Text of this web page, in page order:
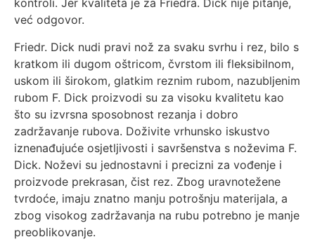
kontroli. Jer kvaliteta je za Friedra. Dick nije pitanje,
već odgovor.
Friedr. Dick nudi pravi nož za svaku svrhu i rez, bilo s
kratkom ili dugom oštricom, čvrstom ili fleksibilnom,
uskom ili širokom, glatkim reznim rubom, nazubljenim
rubom F. Dick proizvodi su za visoku kvalitetu kao
što su izvrsna sposobnost rezanja i dobro
zadržavanje rubova. Doživite vrhunsko iskustvo
iznenađujuće osjetljivosti i savršenstva s noževima F.
Dick. Noževi su jednostavni i precizni za vođenje i
proizvode prekrasan, čist rez. Zbog uravnotežene
tvrdoće, imaju znatno manju potrošnju materijala, a
zbog visokog zadržavanja na rubu potrebno je manje
preoblikovanje.